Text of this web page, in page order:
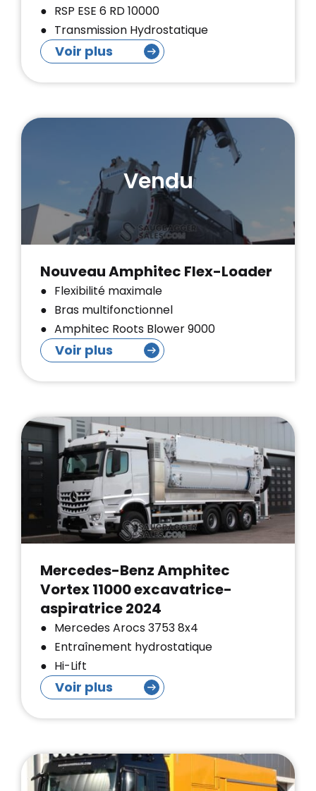
RSP ESE 6 RD 10000
Transmission Hydrostatique
Voir plus
Vendu
Nouveau Amphitec Flex-Loader
Flexibilité maximale
Bras multifonctionnel
Amphitec Roots Blower 9000
Voir plus
Mercedes-Benz Amphitec
Vortex 11000 excavatrice-
aspiratrice 2024
Mercedes Arocs 3753 8x4
Entraînement hydrostatique
Hi-Lift
Voir plus